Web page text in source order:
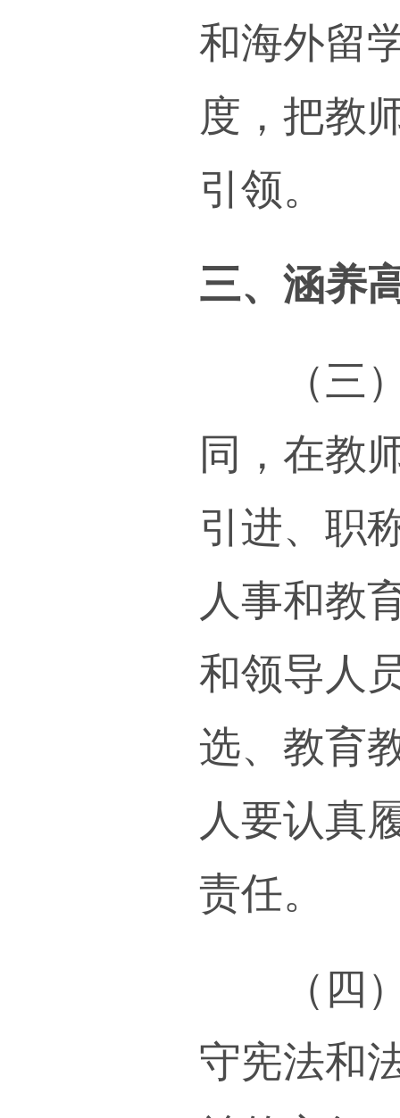
（一
用习
史、
院）
国特
（二
握党
书记“
师的
和海
度，